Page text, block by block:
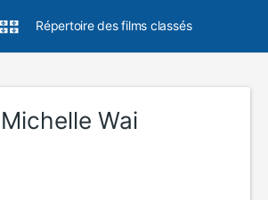
Répertoire des films classés
Michelle Wai